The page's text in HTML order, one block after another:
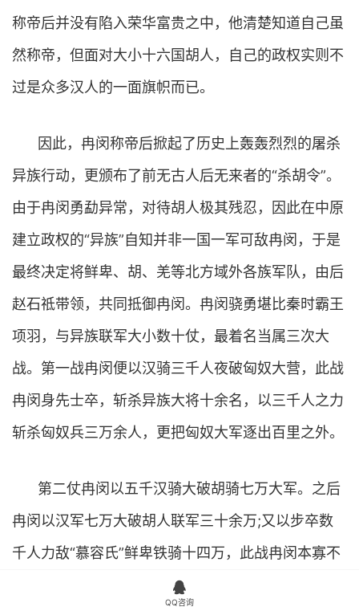
称帝后并没有陷入荣华富贵之中，他清楚知道自己虽
然称帝，但面对大小十六国胡人，自己的政权实则不
过是众多汉人的一面旗帜而已。
因此，冉闵称帝后掀起了历史上轰轰烈烈的屠杀
异族行动，更颁布了前无古人后无来者的“杀胡令”。
由于冉闵勇勐异常，对待胡人极其残忍，因此在中原
建立政权的“异族”自知并非一国一军可敌冉闵，于是
最终决定将鲜卑、胡、羌等北方域外各族军队，由后
赵石祗带领，共同抵御冉闵。冉闵骁勇堪比秦时霸王
项羽，与异族联军大小数十仗，最着名当属三次大
战。第一战冉闵便以汉骑三千人夜破匈奴大营，此战
冉闵身先士卒，斩杀异族大将十余名，以三千人之力
斩杀匈奴兵三万余人，更把匈奴大军逐出百里之外。
第二仗冉闵以五千汉骑大破胡骑七万大军。之后
冉闵以汉军七万大破胡人联军三十余万;又以步卒数
千人力敌“慕容氏”鲜卑铁骑十四万，此战冉闵本寡不
敌众，结果却是不退反进，十战十捷。 冉闵帐下军

QQ咨询